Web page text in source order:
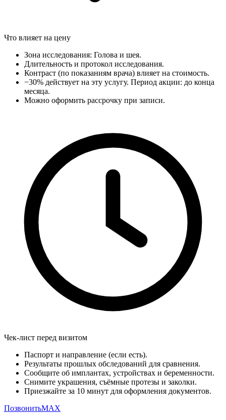
Что влияет на цену
Зона исследования: Голова и шея.
Длительность и протокол исследования.
Контраст (по показаниям врача) влияет на стоимость.
−30% действует на эту услугу. Период акции: до конца
месяца.
Можно оформить рассрочку при записи.
Чек-лист перед визитом
Паспорт и направление (если есть).
Результаты прошлых обследований для сравнения.
Сообщите об имплантах, устройствах и беременности.
Снимите украшения, съёмные протезы и заколки.
Приезжайте за 10 минут для оформления документов.
ПозвонитьMAX